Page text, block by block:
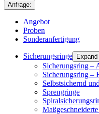
Anfrage:
Angebot
Proben
Sonderanfertigung
Sicherungsringe
Sicherungsring –
Sicherungsring –
Selbstsichernd
Sprengringe